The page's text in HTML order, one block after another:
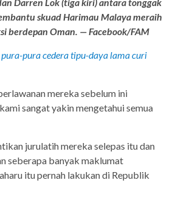
skuad Harimau Malaya meraih
berdepan Oman. — Facebook/FAM
pura-pura cedera tipu-daya lama curi
mereka sebelum ini
sangat yakin mengetahui semua
jurulatih mereka selepas itu dan
seberapa banyak maklumat
itu pernah lakukan di Republik